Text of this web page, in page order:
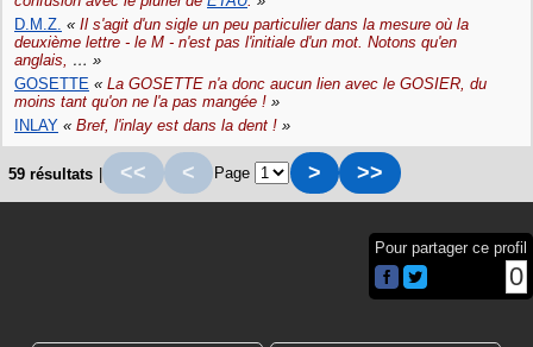
D.M.Z. « Il s'agit d'un sigle un peu particulier dans la mesure où la
deuxième lettre - le M - n'est pas l'initiale d'un mot. Notons qu'en
anglais,
… »
GOSETTE « La GOSETTE n'a donc aucun lien avec le GOSIER, du
moins tant qu'on ne l'a pas mangée ! »
INLAY « Bref, l'inlay est dans la dent ! »
59 résultats << < Page > >>
Pour partager ce profil
0